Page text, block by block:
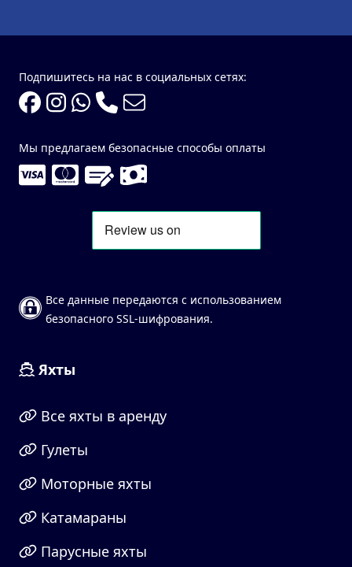
Подпишитесь на нас в социальных сетях:
Мы предлагаем безопасные способы оплаты
Все данные передаются с использованием
безопасного SSL-шифрования.
Яхты
Все яхты в аренду
Гулеты
Моторные яхты
Катамараны
Парусные яхты